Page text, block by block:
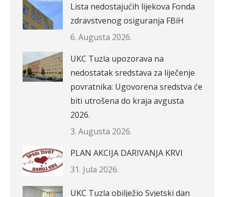
Lista nedostajućih lijekova Fonda
zdravstvenog osiguranja FBiH
6. Augusta 2026.
UKC Tuzla upozorava na
nedostatak sredstava za liječenje
povratnika: Ugovorena sredstva će
biti utrošena do kraja avgusta
2026.
3. Augusta 2026.
PLAN AKCIJA DARIVANJA KRVI
31. Jula 2026.
UKC Tuzla obilježio Svjetski dan